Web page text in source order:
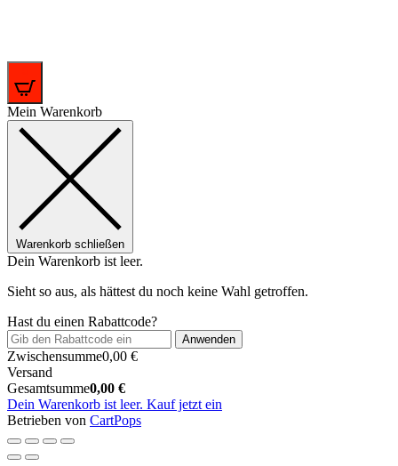
Mein Warenkorb
Warenkorb schließen
Dein Warenkorb ist leer.
Sieht so aus, als hättest du noch keine Wahl getroffen.
Hast du einen Rabattcode?
Anwenden
Zwischensumme0,00 €
Versand
Gesamtsumme0,00 €
Dein Warenkorb ist leer. Kauf jetzt ein
Betrieben von CartPops(öffnet